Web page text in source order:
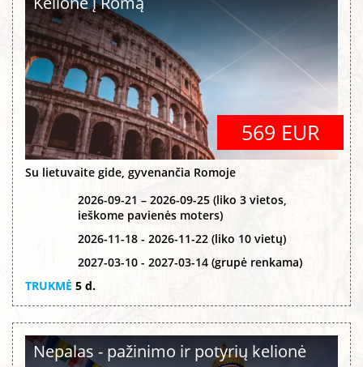
569 EUR
Su lietuvaite gide, gyvenančia Romoje
2026-09-21 – 2026-09-25 (liko 3 vietos,
ieškome pavienės moters)
2026-11-18 - 2026-11-22 (liko 10 vietų)
2027-03-10 - 2027-03-14 (grupė renkama)
TRUKMĖ 5 d.
Nepalas - pažinimo ir potyrių kelionė